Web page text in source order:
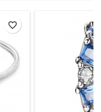
favorite_border